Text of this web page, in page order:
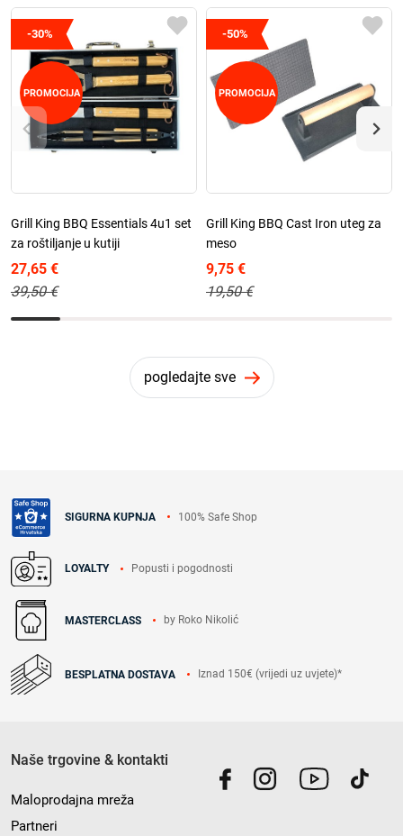
-30%
PROMOCIJA
Grill King BBQ Essentials 4u1 set
za roštiljanje u kutiji
27,65 €
39,50 €
-50%
PROMOCIJA
Grill King BBQ Cast Iron uteg za
meso
9,75 €
19,50 €
pogledajte sve
SIGURNA KUPNJA 100% Safe Shop
LOYALTY Popusti i pogodnosti
MASTERCLASS by Roko Nikolić
BESPLATNA DOSTAVA Iznad 150€ (vrijedi uz uvjete)*
Naše trgovine & kontakti
Maloprodajna mreža
Partneri